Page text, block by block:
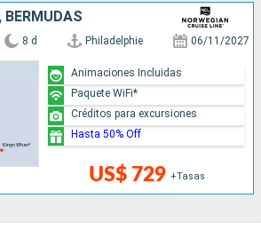
BERMUDAS
8 d Philadelphie 06/11/2027
US$ 729 +Tasas
Animaciones Incluidas
Paquete WiFi*
Créditos para excursiones
Hasta 50% Off